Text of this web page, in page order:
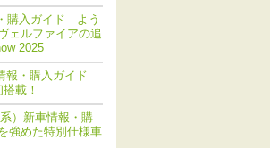
購入ガイド よう
ェルファイアの追
2025
報・購入ガイド
搭載！
）新車情報・購
強めた特別仕様車